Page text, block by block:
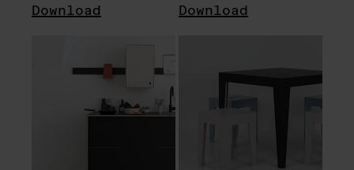
Download Download